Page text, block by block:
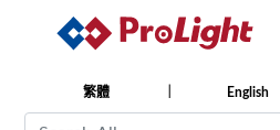
繁體 English